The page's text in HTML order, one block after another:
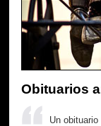
Obituarios
Un